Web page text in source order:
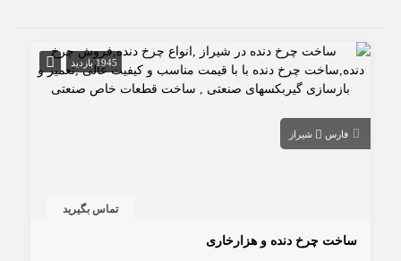
1945 بازدید
فارس شیراز
تماس بگیرید
ساخت چرخ دنده و هزارخاری